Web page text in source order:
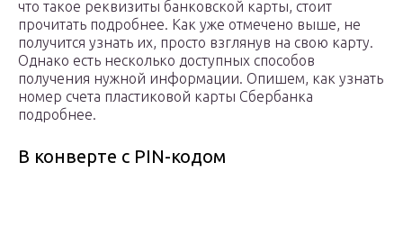
что такое реквизиты банковской карты, стоит
прочитать подробнее. Как уже отмечено выше, не
получится узнать их, просто взглянув на свою карту.
Однако есть несколько доступных способов
получения нужной информации. Опишем, как узнать
номер счета пластиковой карты Сбербанка
подробнее.
В конверте с PIN-кодом